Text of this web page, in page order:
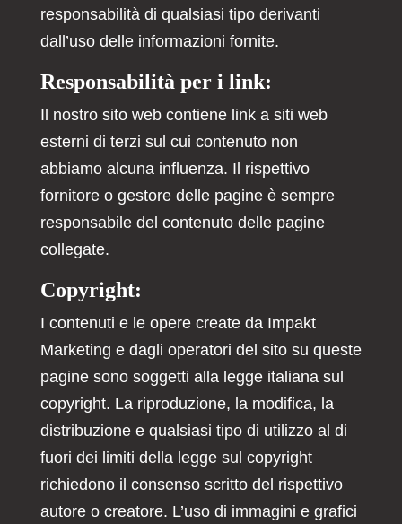
responsabilità di qualsiasi tipo derivanti
dall’uso delle informazioni fornite.
Responsabilità per i link:
Il nostro sito web contiene link a siti web
esterni di terzi sul cui contenuto non
abbiamo alcuna influenza. Il rispettivo
fornitore o gestore delle pagine è sempre
responsabile del contenuto delle pagine
collegate.
Copyright:
I contenuti e le opere create da Impakt
Marketing e dagli operatori del sito su queste
pagine sono soggetti alla legge italiana sul
copyright. La riproduzione, la modifica, la
distribuzione e qualsiasi tipo di utilizzo al di
fuori dei limiti della legge sul copyright
richiedono il consenso scritto del rispettivo
autore o creatore. L’uso di immagini e grafici